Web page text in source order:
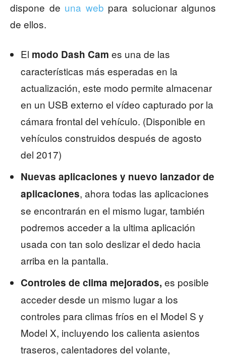
dispone de una web para solucionar algunos
de ellos.
El modo Dash Cam es una de las
características más esperadas en la
actualización, este modo permite almacenar
en un USB externo el vídeo capturado por la
cámara frontal del vehículo. (Disponible en
vehículos construidos después de agosto
del 2017)
Nuevas aplicaciones y nuevo lanzador de
aplicaciones, ahora todas las aplicaciones
se encontrarán en el mismo lugar, también
podremos acceder a la ultima aplicación
usada con tan solo deslizar el dedo hacia
arriba en la pantalla.
Controles de clima mejorados, es posible
acceder desde un mismo lugar a los
controles para climas fríos en el Model S y
Model X, incluyendo los calienta asientos
traseros, calentadores del volante,